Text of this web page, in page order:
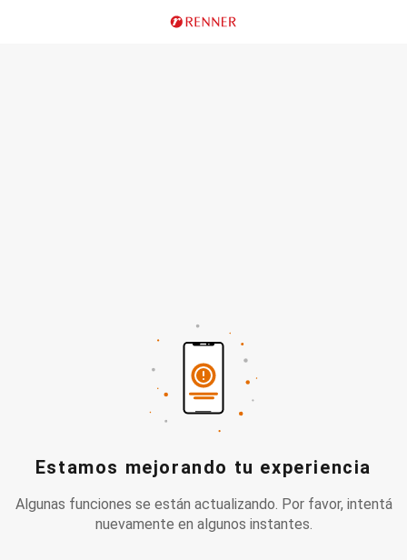
Estamos mejorando tu experiencia
Algunas funciones se están actualizando. Por favor, intentá
nuevamente en algunos instantes.